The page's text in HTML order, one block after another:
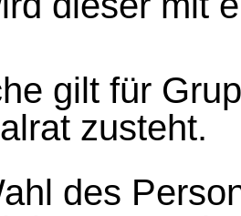
gilt für
zusteht.
des